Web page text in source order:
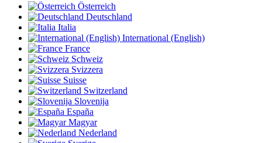
Österreich
Deutschland
Italia
International (English)
France
Schweiz
Svizzera
Suisse
Switzerland
Slovenija
España
Magyar
Nederland